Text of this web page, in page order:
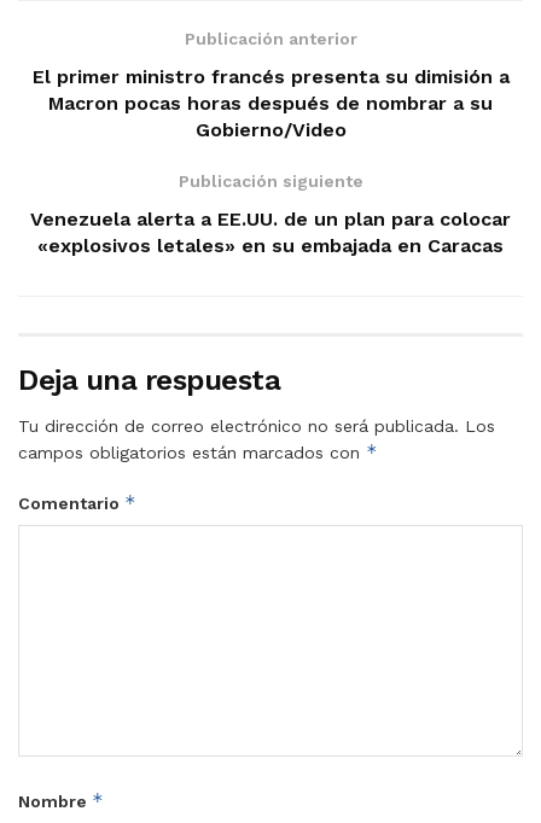
Publicación anterior
El primer ministro francés presenta su dimisión a
Macron pocas horas después de nombrar a su
Gobierno/Video
Publicación siguiente
Venezuela alerta a EE.UU. de un plan para colocar
«explosivos letales» en su embajada en Caracas
Deja una respuesta
Tu dirección de correo electrónico no será publicada. Los
campos obligatorios están marcados con *
Comentario *
Nombre *